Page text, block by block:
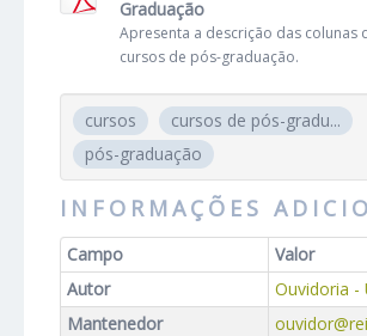
Graduação
Apresenta a descrição das colunas
cursos de pós-graduação.
cursos
cursos de pós-gradu...
pós-graduação
INFORMAÇÕES
Campo
Valor
Autor
Ouvidoria -
Mantenedor